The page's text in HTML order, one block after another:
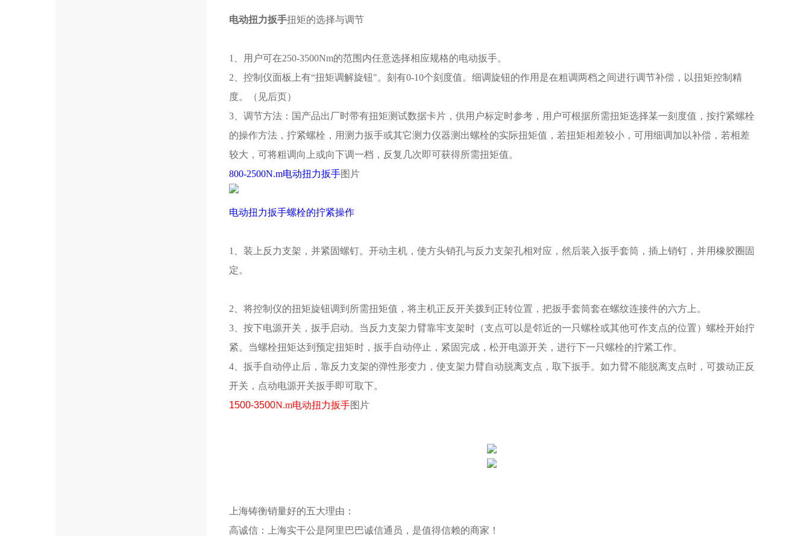
电动扭力扳手扭矩的选择与调节
1、用户可在250-3500Nm的范围内任意选择相应规格的电动扳手。
2、控制仪面板上有“扭矩调解旋钮"。刻有0-10个刻度值。细调旋钮的作用是在粗调两档之间进行调节补偿，以扭矩控制精
度。（见后页）
3、调节方法：国产品出厂时带有扭矩测试数据卡片，供用户标定时参考，用户可根据所需扭矩选择某一刻度值，按拧紧螺栓
的操作方法，拧紧螺栓，用测力扳手或其它测力仪器测出螺栓的实际扭矩值，若扭矩相差较小，可用细调加以补偿，若相差
较大，可将粗调向上或向下调一档，反复几次即可获得所需扭矩值。
800-2500N.m电动扭力扳手图片
电动扭力扳手螺栓的拧紧操作
1、装上反力支架，并紧固螺钉。开动主机，使方头销孔与反力支架孔相对应，然后装入扳手套筒，插上销钉，并用橡胶圈固
定。
2、将控制仪的扭矩旋钮调到所需扭矩值，将主机正反开关拨到正转位置，把扳手套筒套在螺纹连接件的六方上。
3、按下电源开关，扳手启动。当反力支架力臂靠牢支架时（支点可以是邻近的一只螺栓或其他可作支点的位置）螺栓开始拧
紧。当螺栓扭矩达到预定扭矩时，扳手自动停止，紧固完成，松开电源开关，进行下一只螺栓的拧紧工作。
4、扳手自动停止后，靠反力支架的弹性形变力，使支架力臂自动脱离支点，取下扳手。如力臂不能脱离支点时，可拨动正反
开关，点动电源开关扳手即可取下。
1500-3500N.m电动扭力扳手图片
上海铸衡销量好的五大理由：
高诚信：上海实干公是阿里巴巴诚信通员，是值得信赖的商家！